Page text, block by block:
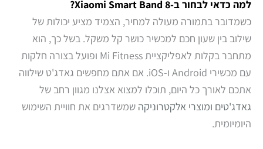
למה כדאי לבחור ב-Xiaomi Smart Band 8?
כשמדובר בתמורה מעולה למחיר, הצמיד מציע יכולות של
שילוב בין שעון חכם למכשיר כושר קל משקל. בשל כך, הוא
מתחבר בקלות לאפליקציית Mi Fitness ופועל בצורה חלקות
עם מכשירי Android ו-iOS. אם אתם מחפשים גאדג'ט שילווה
אתכם לאורך כל היום, תוכלו למצוא אצלנו מגוון רחב של
גאדג'טים ומוצרי אלקטרוניקה שמשדרגים את חוויית השימוש
היומיומית.